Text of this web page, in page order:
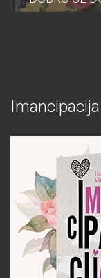
Imancipacija